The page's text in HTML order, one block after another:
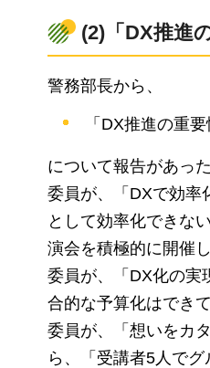
(2)「DX推進
警務部長から、
「DX推進の重
について報告があった
委員が、「DXで効率
として効率化できな
演会を積極的に開催
委員が、「DX化の実
合的な予算化はでき
委員が、「想いをカ
ら、「受講者5人で